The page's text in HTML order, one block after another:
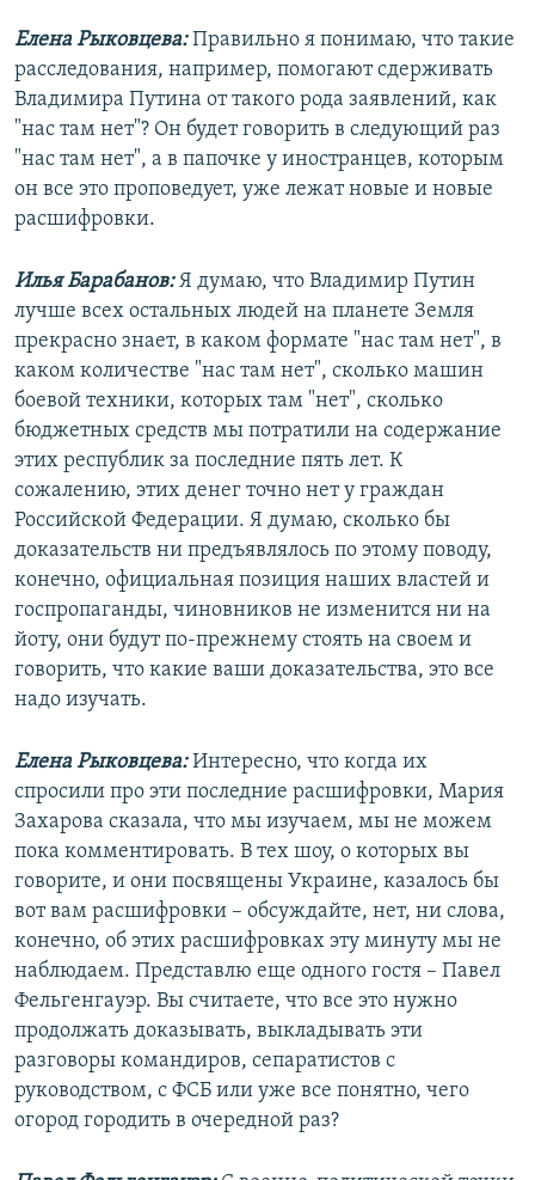
Елена Рыковцева:Правильно я понимаю, что такие
расследования, например, помогают сдерживать
Владимира Путина от такого рода заявлений, как
"нас там нет"? Он будет говорить в следующий раз
"нас там нет", а в папочке у иностранцев, которым
он все это проповедует, уже лежат новые и новые
расшифровки.
Илья Барабанов:Я думаю, что Владимир Путин
лучше всех остальных людей на планете Земля
прекрасно знает, в каком формате "нас там нет", в
каком количестве "нас там нет", сколько машин
боевой техники, которых там "нет", сколько
бюджетных средств мы потратили на содержание
этих республик за последние пять лет. К
сожалению, этих денег точно нет у граждан
Российской Федерации. Я думаю, сколько бы
доказательств ни предъявлялось по этому поводу,
конечно, официальная позиция наших властей и
госпропаганды, чиновников не изменится ни на
йоту, они будут по-прежнему стоять на своем и
говорить, что какие ваши доказательства, это все
надо изучать.
Елена Рыковцева:Интересно, что когда их
спросили про эти последние расшифровки, Мария
Захарова сказала, что мы изучаем, мы не можем
пока комментировать. В тех шоу, о которых вы
говорите, и они посвящены Украине, казалось бы
вот вам расшифровки – обсуждайте, нет, ни слова,
конечно, об этих расшифровках эту минуту мы не
наблюдаем. Представлю еще одного гостя – Павел
Фельгенгауэр. Вы считаете, что все это нужно
продолжать доказывать, выкладывать эти
разговоры командиров, сепаратистов с
руководством, с ФСБ или уже все понятно, чего
огород городить в очередной раз?